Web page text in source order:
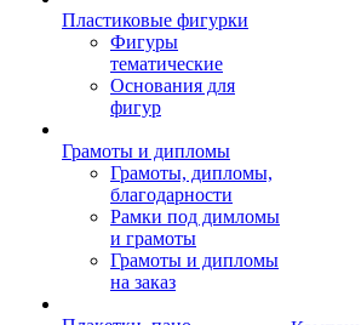
Пластиковые фигурки
Фигуры
тематические
Основания для
фигур
Грамоты и дипломы
Грамоты, дипломы,
благодарности
Рамки под димломы
и грамоты
Грамоты и дипломы
на заказ